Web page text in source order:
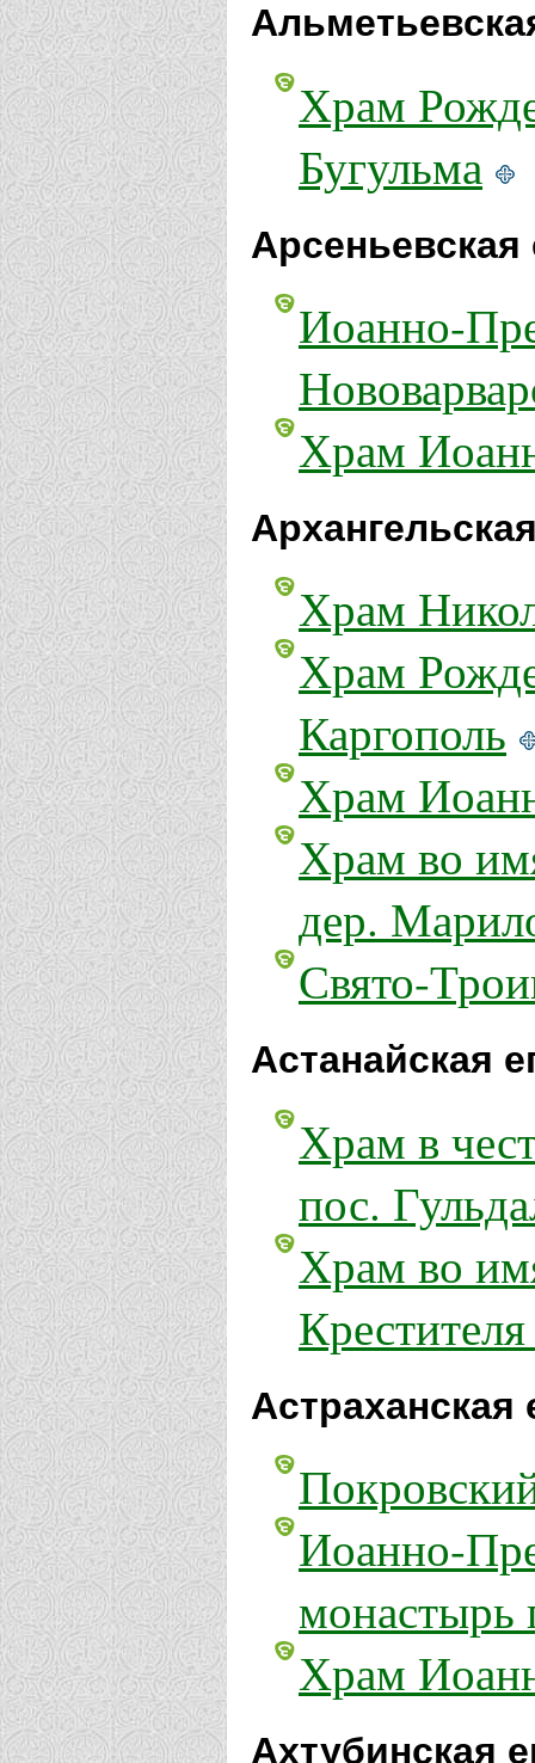
Храм
Бугульма
Арсеньевская
Иоанно-
Храм
Храм
Храм
Каргополь
Храм
Храм во
дер.
Свято-
Астанайская
Храм в
пос.
Храм во
Астраханская
Иоанно-
монастырь
Храм
Ахтубинская